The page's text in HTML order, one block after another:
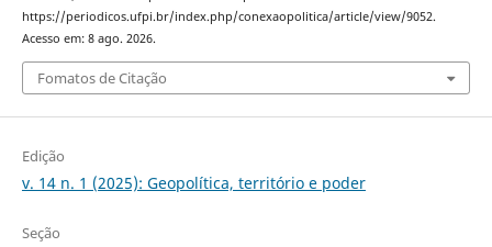
https://periodicos.ufpi.br/index.php/conexaopolitica/article/view/9052.
Acesso em: 8 ago. 2026.
Fomatos de Citação
Edição
v. 14 n. 1 (2025): Geopolítica, território e poder
Seção